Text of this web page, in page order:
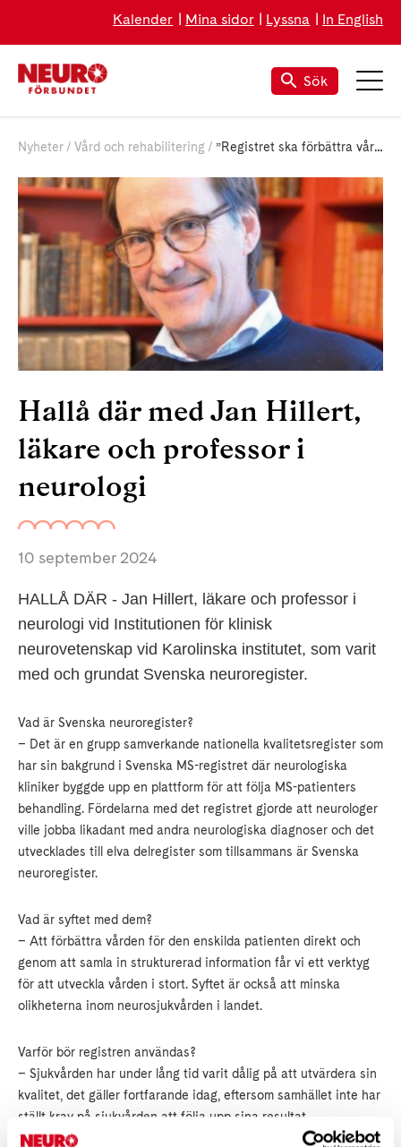
Kalender Mina sidor Lyssna In English
Sök
Nyheter Vård och rehabilitering ”Registret ska förbättra vården”
Hallå där med Jan Hillert,
läkare och professor i
neurologi
10 september 2024
HALLÅ DÄR - Jan Hillert, läkare och professor i
neurologi vid Institutionen för klinisk
neurovetenskap vid Karolinska institutet, som varit
med och grundat Svenska neuroregister.
Vad är Svenska neuroregister?
– Det är en grupp samverkande nationella kvalitetsregister som
har sin bakgrund i Svenska MS-registret där neurologiska
kliniker byggde upp en plattform för att följa MS-patienters
behandling. Fördelarna med det registret gjorde att neurologer
ville jobba likadant med andra neurologiska diagnoser och det
utvecklades till elva delregister som tillsammans är Svenska
neuroregister.
Vad är syftet med dem?
– Att förbättra vården för den enskilda patienten direkt och
genom att samla in strukturerad information får vi ett verktyg
för att utveckla vården i stort. Syftet är också att minska
olikheterna inom neurosjukvården i landet.
Varför bör registren användas?
– Sjukvården har under lång tid varit dålig på att utvärdera sin
kvalitet, det gäller fortfarande idag, eftersom samhället inte har
ställt krav på sjukvården att följa upp sina resultat
systematiskt. Med kvalitetsregister som Svenska neuroregister